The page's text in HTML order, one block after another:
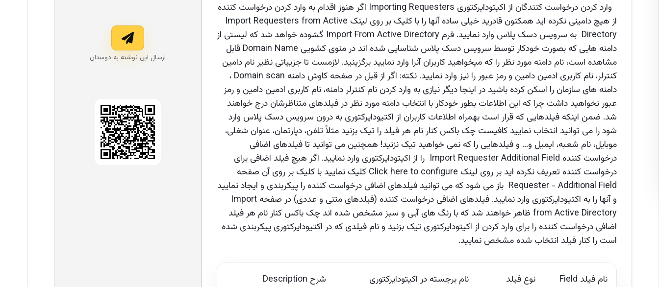
وارد کردن درخواست کنندگان از اکیتودایرکتوری Importing Requesters اگر هنوز اقدام به وارد کردن درخواست کننده
از هیچ دامینی نکرده اید همکنون قادرید خیلی ساده آنها را با کلیک بر روی لینک Import Requesters from Active
Directory به سرویس دسک پلاس وارد نمایید. فرم Import From Active Directory گشوده خواهد شد که لیستی از
دامنه هایی که بصورت خودکار توسط سرویس دسک پلاس شناسایی شده اند در منوی کشویی Domain Name قابل
مشاهده است، نام دامنه مورد نظر را که میخواهید کاربران آنرا وارد نمایید برگزینید. لازمست تا جزییاتی نظیر نام دامین
کنترلر، نام کاربری ادمین دامین و رمز عبور را نیز وارد نمایید. نکته: اگر از قبل در صفحه کاوش دامنه Domain scan ،
دامنه های سازمان را اسکن کرده باشید در اینجا دیگر نیازی به وارد کردن نام کنترلر دامنه، نام کاربری ادمین دامین و رمز
عبور نخواهید داشت چرا که این اطلاعات بطور خودکار با انتخاب دامنه مورد نظر در فیلدهای متناظرشان درج خواهند
شد. ضمن اینکه فیلدهایی که قرار است بهمراه اطلاعات کاربران از اکتیودایرکتوری به درون سرویس دسک پلاس وارد
شود را می توانید انتخاب نمایید کافیست چک باکس کنار نام هر فیلد را تیک بزنید مثلاً تلفن، دپارتمان، عنوان شغلی،
موبایل، نام شعبه، ایمیل و... و فیلدهایی را که نمی خواهید تیک نزنید! همچنین می توانید تا فیلدهای اضافی
درخواست کننده Import Requester Additional Field را از اکیتودایرکتوری وارد نمایید. اگر هیچ فیلد اضافی برای
درخواست کننده تعریف نکرده اید بر روی لینک Click here to configure کلیک نمایید با کلیک بر روی آن صفحه
Requester - Additional Field باز می شود که می توانید فیلدهای اضافی درخواست کننده را پیکربندی و ایجاد نمایید
و آنها را به اکتیودایرکتوری وارد نمایید. فیلدهای اضافی درخواست کننده (فیلدهای متنی و عددی) در صفحه Import
from Active Directory ظاهر خواهند شد که با رنگ های آبی و سبز مشخص شده اند چک باکس کنار نام هر فیلد
اضافی درخواست کننده را برای وارد کردن از اکیتودایرکتوری تیک بزنید و نام فیلدی که در اکتیودایرکتوری پیکربندی شده
است را کنار فیلد انتخاب شده مشخص نمایید.
نام فیلد Field
نوع فیلد
نام برجسته در اکیتودایرکتوری
شرح Description
ارسال این نوشته به دوستان‌